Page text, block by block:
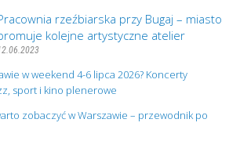
rzeźbiarska przy Bugaj – miasto
kolejne artystyczne atelier
w weekend 4-6 lipca 2026? Koncerty
sport i kino plenerowe
zobaczyć w Warszawie – przewodnik po